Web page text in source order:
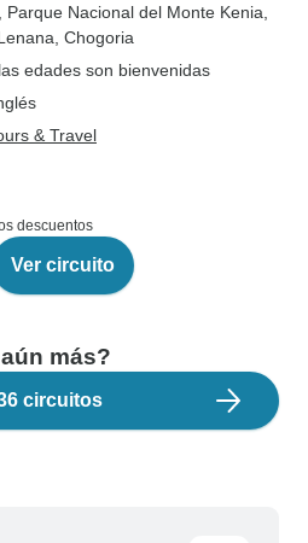
, Parque Nacional del Monte Kenia
, Chogoria
edades son bienvenidas
& Travel
descuentos
Ver circuito
más?
circuitos